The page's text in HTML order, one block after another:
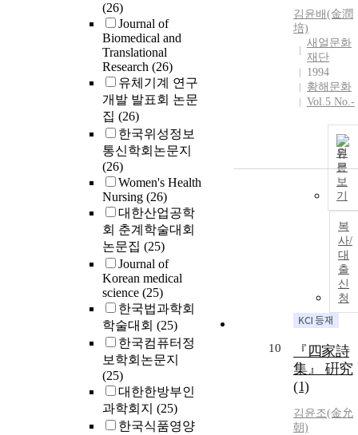
(26)
Journal of
Biomedical and
Translational
Research (26)
유체기계 연구
개발 발표회 논문
집 (26)
한국위성정보
통신학회논문지
(26)
Women's Health
Nursing (26)
대한산업공학
회 춘계학술대회
논문집 (25)
Journal of
Korean medical
science (25)
한국법과학회
학술대회 (25)
한국컴퓨터정
보학회논문지
(25)
대한한방부인
과학회지 (25)
한국식품영양
김윤배(金潤
培)
새얼문화
재단
1994
황해문화
Vol.5 No.-
원
문
보
기
복
사/
대
출
신
청
10
『四家詩
集』 硏究
(1)
김윤조(金允
朝)